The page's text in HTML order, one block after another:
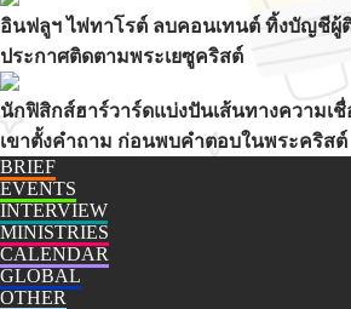
อินฟลูฯ ไพ่ทาโรต์ ลบคอนเทนต์ ทิ้งบัญชีผู้
ประกาศติดตามพระเยซูคริสต์
นักฟิสิกส์ฮาร์วาร์ดแบ่งปันเส้นทางความเชื่
เขาตั้งคำถาม ก่อนพบคำตอบในพระคริสต์
BRIEF
EVENTS
INTERVIEW
MINISTRIES
CALENDAR
GLOBAL
OTHER